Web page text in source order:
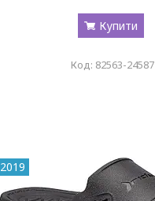
Купити
82563-24587
2019